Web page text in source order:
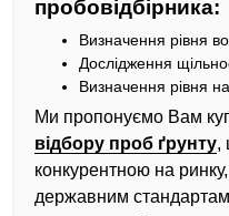
пробовідбірника:
Визначення рівня
Дослідження
Визначення рівня
Ми пропонуємо Вам
відбору проб ґрунту,
конкурентною на ринку,
державним